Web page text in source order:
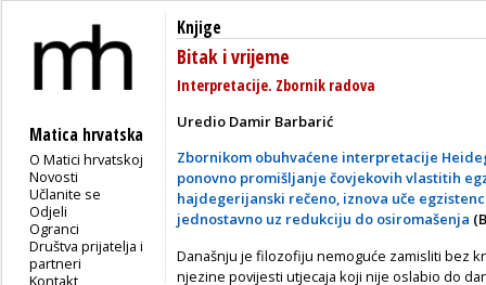
Matica hrvatska
O Matici hrvatskoj
Novosti
Učlanite se
Odjeli
Ogranci
Društva prijatelja i
partneri
Kontakt
Knjige
Bitak i vrijeme
Interpretacije. Zbornik radova
Uredio Damir Barbarić
Zbornikom obuhvaćene interpretacije
ponovno promišljanje čovjekovih vlastitih
hajdegerijanski rečeno, iznova uče
jednostavno uz redukciju do osiromašenja
Današnju je filozofiju nemoguće zamisliti bez
njezine povijesti utjecaja koji nije oslabio do